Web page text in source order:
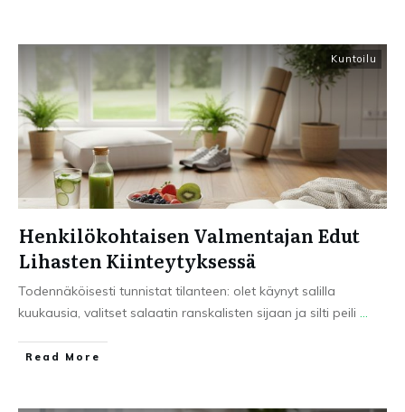
Kuntoilu
Henkilökohtaisen Valmentajan Edut
Lihasten Kiinteytyksessä
Todennäköisesti tunnistat tilanteen: olet käynyt salilla
kuukausia, valitset salaatin ranskalisten sijaan ja silti peili ...
Read More